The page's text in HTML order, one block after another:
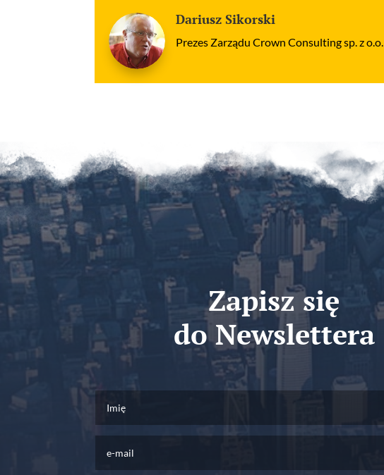
Dariusz Sikorski
Prezes Zarządu Crown Consulting sp. z o.o.
Zapisz się
do Newslettera